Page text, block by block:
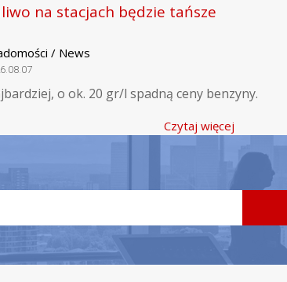
na stacjach będzie tańsze
/ News
o ok. 20 gr/l spadną ceny benzyny.
Czytaj więcej